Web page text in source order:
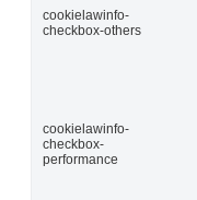
cookielawinfo-
checkbox-others
cookielawinfo-
checkbox-
performance